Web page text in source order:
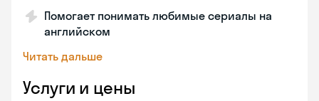
Помогает понимать любимые сериалы на
английском
Читать дальше
Услуги и цены